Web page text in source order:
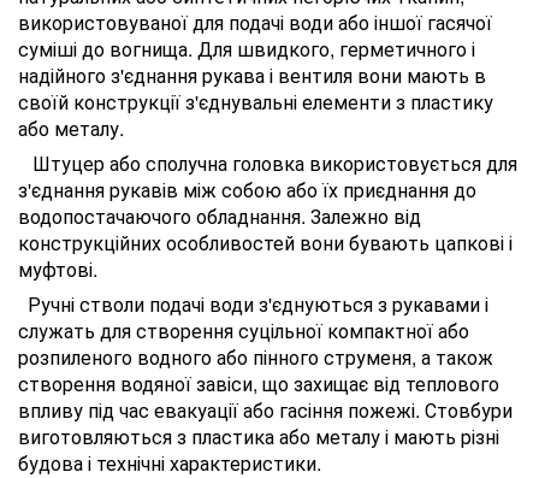
використовуваної для подачі води або іншої гасячої
суміші до вогнища. Для швидкого, герметичного і
надійного з'єднання рукава і вентиля вони мають в
своїй конструкції з'єднувальні елементи з пластику
або металу.
Штуцер або сполучна головка використовується для
з'єднання рукавів між собою або їх приєднання до
водопостачаючого обладнання. Залежно від
конструкційних особливостей вони бувають цапкові і
муфтові.
Ручні стволи подачі води з'єднуються з рукавами і
служать для створення суцільної компактної або
розпиленого водного або пінного струменя, а також
створення водяної завіси, що захищає від теплового
впливу під час евакуації або гасіння пожежі. Стовбури
виготовляються з пластика або металу і мають різні
будова і технічні характеристики.